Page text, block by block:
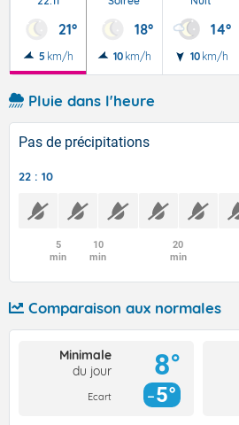
21°
5 km/h
18°
10 km/h
14°
10 km/h
Pluie dans l'heure
Pas de précipitations
22 : 10
5
min
10
min
20
min
Comparaison aux normales
Minimale
du jour
Ecart
8°
5°